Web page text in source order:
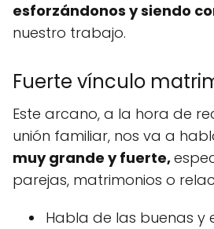
esforzándonos y siendo
nuestro trabajo.
Fuerte vínculo
Este arcano, a la hora de
unión familiar, nos va a
muy grande y fuerte,
parejas, matrimonios o
Habla de las buenas y